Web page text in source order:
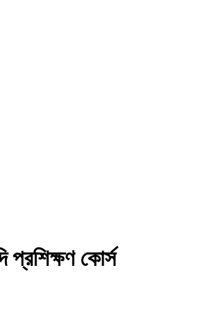
প্রশিক্ষণ কোর্স